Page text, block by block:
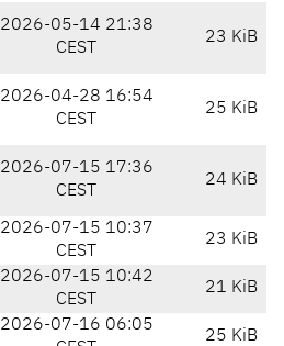
2026-05-14 21:38
CEST
23 KiB
2026-04-28 16:54
CEST
25 KiB
2026-07-15 17:36
CEST
24 KiB
2026-07-15 10:37
CEST
23 KiB
2026-07-15 10:42
CEST
21 KiB
2026-07-16 06:05
25 KiB